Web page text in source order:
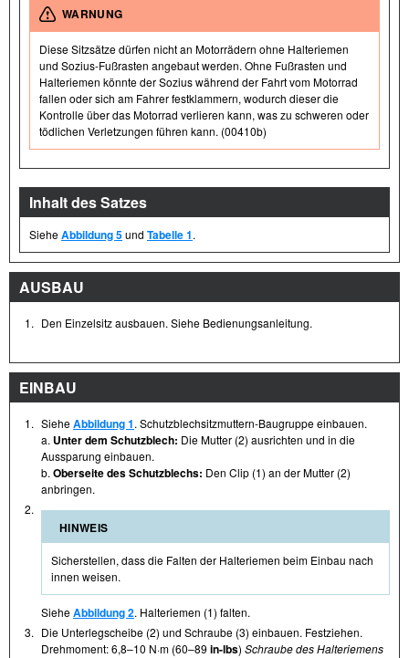
WARNUNG
Diese Sitzsätze dürfen nicht an Motorrädern ohne Halteriemen
und Sozius-Fußrasten angebaut werden. Ohne Fußrasten und
Halteriemen könnte der Sozius während der Fahrt vom Motorrad
fallen oder sich am Fahrer festklammern, wodurch dieser die
Kontrolle über das Motorrad verlieren kann, was zu schweren oder
tödlichen Verletzungen führen kann. (00410b)
Inhalt des Satzes
SieheAbbildung 5und Tabelle 1.
AUSBAU
1. Den Einzelsitz ausbauen. Siehe Bedienungsanleitung.
EINBAU
1. SieheAbbildung 1. Schutzblechsitzmuttern-Baugruppe einbauen.
a. Unter dem Schutzblech: Die Mutter (2) ausrichten und in die
Aussparung einbauen.
b. Oberseite des Schutzblechs: Den Clip (1) an der Mutter (2)
anbringen.
2.
HINWEIS
Sicherstellen, dass die Falten der Halteriemen beim Einbau nach
innen weisen.
SieheAbbildung 2. Halteriemen (1) falten.
3. Die Unterlegscheibe (2) und Schraube (3) einbauen. Festziehen.
Drehmoment: 6,8–10 N·m (60–89 in-lbs) Schraube des Halteriemens